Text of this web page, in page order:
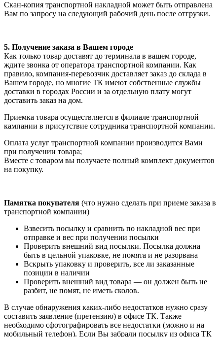
Скан-копия транспортной накладной может быть отправлена
Вам по запросу на следующий рабочий день после отгрузки.
5. Получение заказа в Вашем городе
Как только товар доставят до терминала в вашем городе,
ждите звонка от оператора транспортной компании. Как
правило, компания-перевозчик доставляет заказ до склада в
Вашем городе, но многие ТК имеют собственные службы
доставки в городах России и за отдельную плату могут
доставить заказ на дом.
Приемка товара осуществляется в филиале транспортной
кампании в присутствие сотрудника транспортной компании.
Оплата услуг транспортной компании производится Вами
при получении товара;
Вместе с товаром вы получаете полный комплект документов
на покупку.
Памятка покупателя (что нужно сделать при приеме заказа в
транспортной компании)
Взвесить посылку и сравнить по накладной вес при
отправке и вес при получении посылки
Проверить внешний вид посылки. Посылка должна
быть в цельной упаковке, не помята и не разорвана
Вскрыть упаковку и проверить, все ли заказанные
позиции в наличии
Проверить внешний вид товара — он должен быть не
разбит, не помят, не иметь сколов.
В случае обнаружения каких-либо недостатков нужно сразу
составить заявление (претензию) в офисе ТК. Также
необходимо сфотографировать все недостатки (можно и на
мобильный телефон). Если Вы забрали посылку из офиса ТК